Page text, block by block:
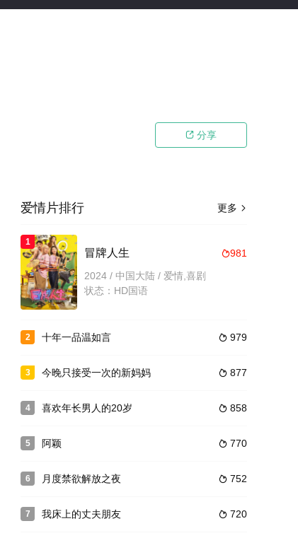
 分享
更多 
爱情片排行
1
981
冒牌人生
2024 / 中国大陆 / 爱情,喜剧
状态：HD国语
2  979
十年一品温如言
3  877
今晚只接受一次的新妈妈
4  858
喜欢年长男人的20岁
5  770
阿颖
6  752
月度禁欲解放之夜
7  720
我床上的丈夫朋友